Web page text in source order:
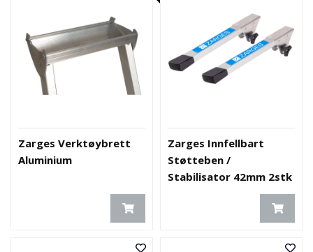
Zarges Verktøybrett
Aluminium
Zarges Innfellbart
Støtteben /
Stabilisator 42mm 2stk